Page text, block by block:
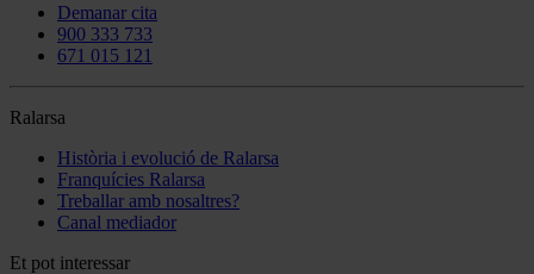
Demanar cita
900 333 733
671 015 121
Ralarsa
Història i evolució de Ralarsa
Franquícies Ralarsa
Treballar amb nosaltres?
Canal mediador
Et pot interessar